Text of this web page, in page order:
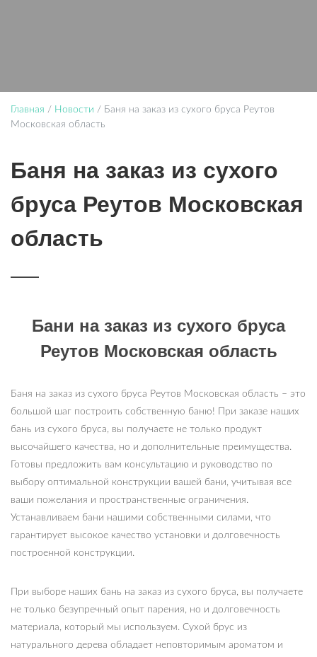
Главная / Новости / Баня на заказ из сухого бруса Реутов
Московская область
Баня на заказ из сухого
бруса Реутов Московская
область
Бани на заказ из сухого бруса
Реутов Московская область
Баня на заказ из сухого бруса Реутов Московская область – это
большой шаг построить собственную баню! При заказе наших
бань из сухого бруса, вы получаете не только продукт
высочайшего качества, но и дополнительные преимущества.
Готовы предложить вам консультацию и руководство по
выбору оптимальной конструкции вашей бани, учитывая все
ваши пожелания и пространственные ограничения.
Устанавливаем бани нашими собственными силами, что
гарантирует высокое качество установки и долговечность
построенной конструкции.
При выборе наших бань на заказ из сухого бруса, вы получаете
не только безупречный опыт парения, но и долговечность
материала, который мы используем. Сухой брус из
натурального дерева обладает неповторимым ароматом и